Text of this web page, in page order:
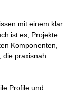
mit einem klar
ist es, Projekte
Komponenten,
die praxisnah
Profile und